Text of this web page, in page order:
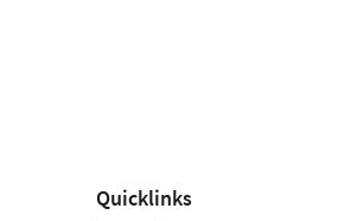
Quicklinks